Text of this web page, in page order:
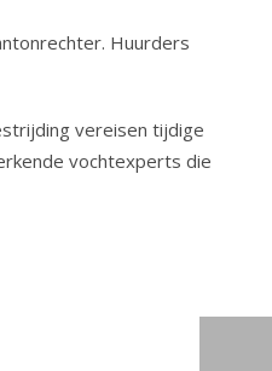
Huurders
vereisen tijdige
vochtexperts die